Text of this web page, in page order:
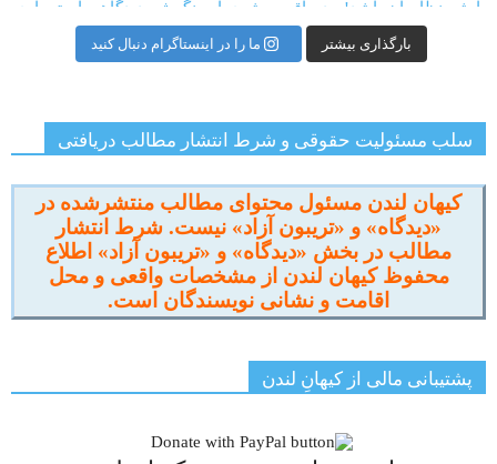
بارگذاری بیشتر ما را در اینستاگرام دنبال کنید
سلب مسئولیت حقوقی و شرط انتشار مطالب دریافتی
کیهان لندن مسئول محتوای مطالب منتشرشده در
«دیدگاه» و «تریبون آزاد» نیست. شرط انتشار
مطالب در بخش «دیدگاه» و «تریبون آزاد» اطلاع
محفوظ کیهان لندن از مشخصات واقعی و محل
اقامت و نشانی نویسندگان است.
پشتیبانی مالی از کیهانِ لندن